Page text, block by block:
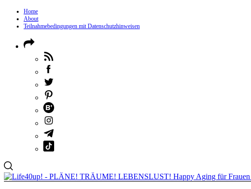
Home
About
Teilnahmebedingungen mit Datenschutzhinweisen